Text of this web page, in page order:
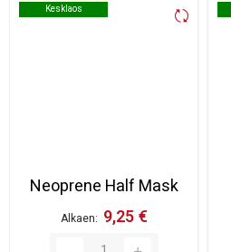
Kesklaos
Kesklaos
Neoprene Half Mask
Alkaen 9,25 €